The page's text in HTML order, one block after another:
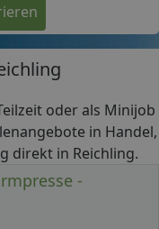
oder als Minijob
in Handel,
direkt in Reichling.
-